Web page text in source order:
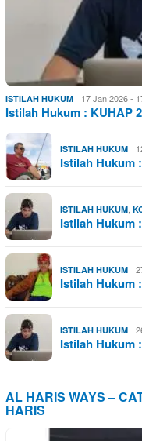
ISTILAH HUKUM 17 Jan 2026 -
Istilah Hukum : KUHAP
ISTILAH HUKUM
Istilah Hukum
ISTILAH HUKUM,
Istilah Hukum
ISTILAH HUKUM
Istilah Hukum
ISTILAH HUKUM
Istilah Hukum
AL HARIS WAYS –
HARIS